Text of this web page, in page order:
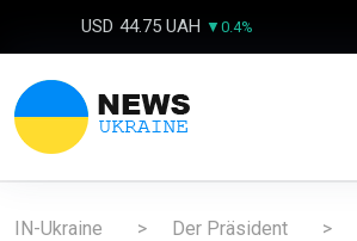
USD 44.75 UAH ▼0.4%
IN-Ukraine Der Präsident